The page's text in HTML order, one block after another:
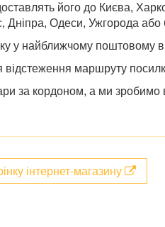
його до Києва,
Дніпра, Одеси, Ужгорода або
у найближчому поштовому
маршруту
за кордоном, а ми
інтернет-магазину